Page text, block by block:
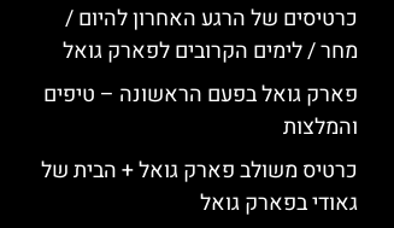
כרטיסים של הרגע האחרון להיום /
מחר / לימים הקרובים לפארק גואל
פארק גואל בפעם הראשונה – טיפים
והמלצות
כרטיס משולב פארק גואל + הבית של
גאודי בפארק גואל